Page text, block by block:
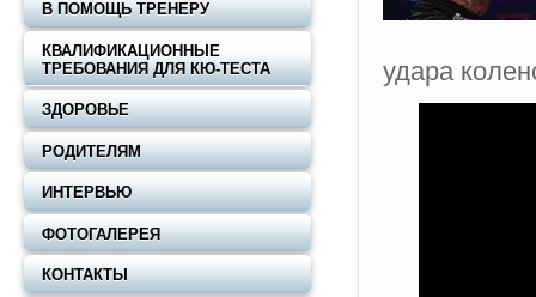
удaрa
В ПОМОЩЬ ТРЕНЕРУ
КВАЛИФИКАЦИОННЫЕ
ТРЕБОВАНИЯ ДЛЯ КЮ-ТЕСТА
ЗДОРОВЬЕ
РОДИТЕЛЯМ
ИНТЕРВЬЮ
ФОТОГАЛЕРЕЯ
КОНТАКТЫ